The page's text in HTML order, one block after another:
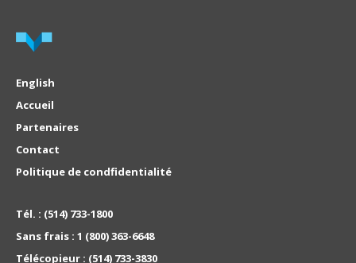
English
Accueil
Partenaires
Contact
Politique de condfidentialité
Tél. : (514) 733-1800
Sans frais : 1 (800) 363-6648
Télécopieur : (514) 733-3830